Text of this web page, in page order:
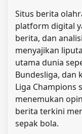
Situs berita
platform digital
berita, dan
menyajikan
utama dunia
Bundesliga, dan
Liga Champions
menemukan
berita terkini
sepak bola.